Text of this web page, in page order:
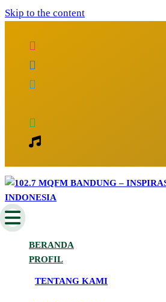
Skip to the content
102.7 MQFM Bandung
Keluarga Indonesia
Inspirasi Keluarga Indonesia
BERANDA
PROFIL
TENTANG KAMI